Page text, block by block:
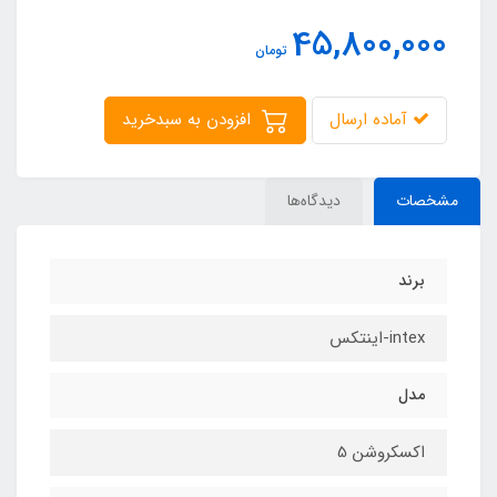
45,800,000 تومان
آماده ارسال
مشخصات دیدگاه‌ها
برند
intex-اینتکس
مدل
اکسکروشن 5